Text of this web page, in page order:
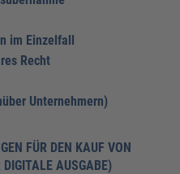
im Einzelfall
Recht
Unternehmern)
FÜR DEN KAUF VON
AUSGABE)